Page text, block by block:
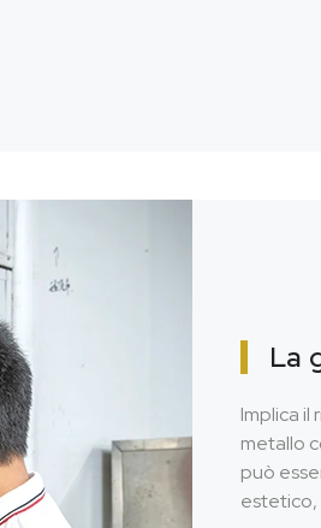
La
Implica
metallo
può
estetico,